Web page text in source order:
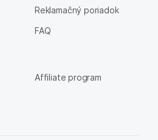
Reklamačný poriadok
FAQ
Affiliate program